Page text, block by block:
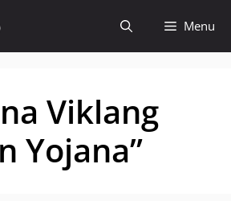
Menu
Viklang
Yojana”